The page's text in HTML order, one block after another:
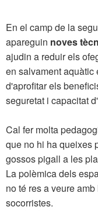
En el camp de la
apareguin noves
ajudin a reduir els
en salvament aquàtic
d'aprofitar els
seguretat i capacitat
Cal fer molta
que no hi ha queixes
gossos pigall a les
La polèmica dels
no té res a veure
socorristes.